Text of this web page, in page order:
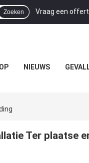
Vraag een
Zoeken
NIEUWS
Ter plaatse